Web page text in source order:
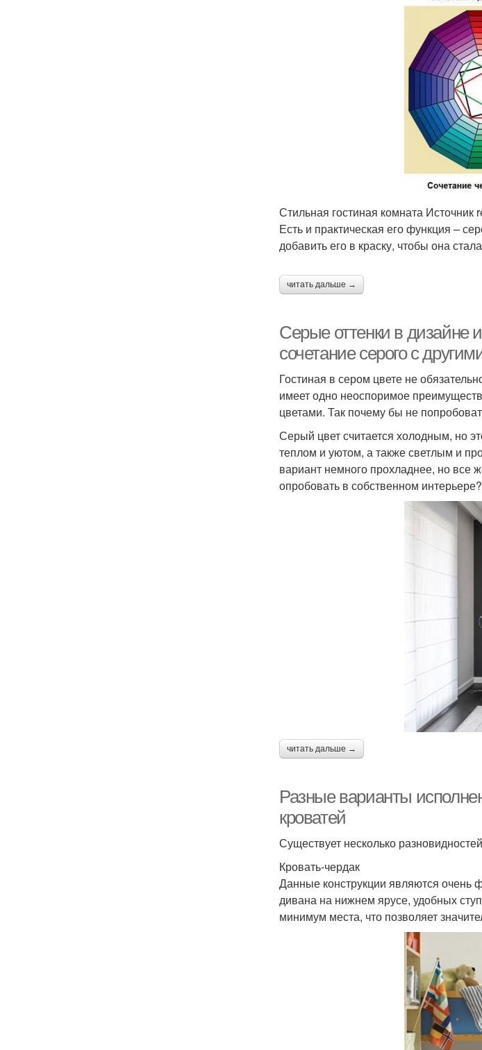
Стильная гостиная комната Источник
Есть и практическая его функция –
добавить его в краску, чтобы она
читать дальше →
Серые оттенки в дизайне
сочетание серого с
Гостиная в сером цвете не
имеет одно неоспоримое
цветами. Так почему бы не
Серый цвет считается холодным, но
теплом и уютом, а также светлым и
вариант немного прохладнее, но все
опробовать в собственном интерьере?
читать дальше →
Разные варианты
кроватей
Существует несколько
Кровать-чердак
Данные конструкции являются
дивана на нижнем ярусе, удобных
минимум места, что позволяет